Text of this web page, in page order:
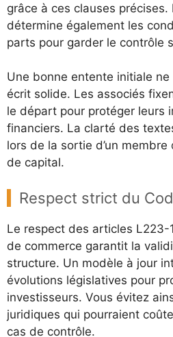
grâce à ces clauses précises.
détermine également les
parts pour garder le contrôle
Une bonne entente initiale
écrit solide. Les associés
le départ pour protéger leurs
financiers. La clarté des
lors de la sortie d’un membre
de capital.
Respect strict du
Le respect des articles L223-
de commerce garantit la
structure. Un modèle à jour
évolutions législatives pour
investisseurs. Vous évitez
juridiques qui pourraient
cas de contrôle.